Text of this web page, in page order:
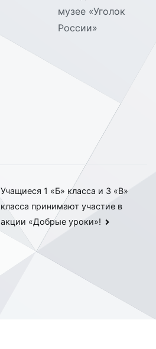
музее «Уголок
России»
Учащиеся 1 «Б» класса и 3 «В»
класса принимают участие в
акции «Добрые уроки»!